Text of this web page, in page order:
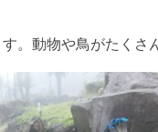
。動物や鳥がたくさ